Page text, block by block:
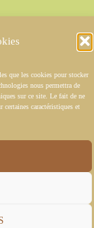
que les cookies pour stocker
nous permettra de
sur ce site. Le fait de ne
caractéristiques et